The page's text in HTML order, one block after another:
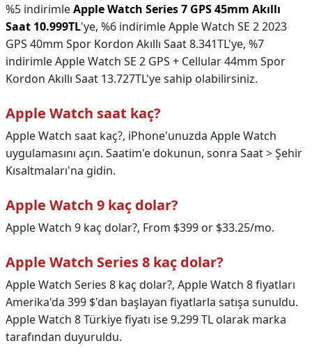
%5 indirimleApple Watch Series 7 GPS 45mm Akıllı
Saat 10.999TL'ye, %6 indirimle Apple Watch SE 2 2023
GPS 40mm Spor Kordon Akıllı Saat 8.341TL'ye, %7
indirimle Apple Watch SE 2 GPS + Cellular 44mm Spor
Kordon Akıllı Saat 13.727TL'ye sahip olabilirsiniz.
Apple Watch saat kaç?
Apple Watch saat kaç?, iPhone'unuzda Apple Watch
uygulamasını açın. Saatim'e dokunun, sonra Saat > Şehir
Kısaltmaları'na gidin.
Apple Watch 9 kaç dolar?
Apple Watch 9 kaç dolar?, From $399 or $33.25/mo.
Apple Watch Series 8 kaç dolar?
Apple Watch Series 8 kaç dolar?, Apple Watch 8 fiyatları
Amerika'da 399 $'dan başlayan fiyatlarla satışa sunuldu.
Apple Watch 8 Türkiye fiyatı ise 9.299 TL olarak marka
tarafından duyuruldu.